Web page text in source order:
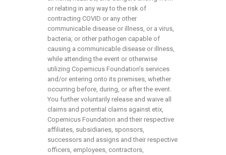
or relating in any way to the risk of
contracting COVID or any other
communicable disease or illness, or a virus,
bacteria, or other pathogen capable of
causing a communicable disease or illness,
while attending the event or otherwise
utilizing Copernicus Foundation’s services
and/or entering onto its premises, whether
occurring before, during, or after the event.
You further voluntarily release and waive all
claims and potential claims against etix,
Copernicus Foundation and their respective
affiliates, subsidiaries, sponsors,
successors and assigns and their respective
officers, employees, contractors,